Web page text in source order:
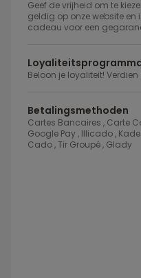
Geef de vrijheid om te
geldig op onze website en
cadeau voor een
Beloon je loyaliteit!
Betalingsmethoden
Cartes Bancaires , Carte
Google Pay , Illicado ,
Cado , Tir Groupé , Glady